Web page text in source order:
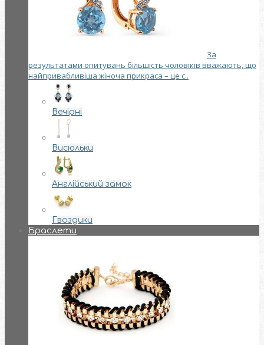
За
результатами опитувань більшість чоловіків вважають, що
найпривабливіша жіноча прикраса – це с..
Вечірні
Висюльки
Англійський замок
Гвоздики
Браслети